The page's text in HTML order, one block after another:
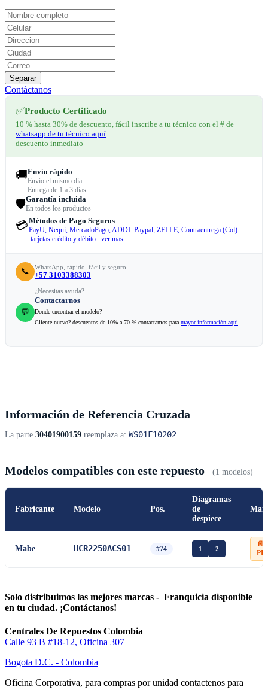
Separar
Contáctanos
✅Producto Certificado
10 % hasta 30% de descuento, fácil inscribe a tu técnico con el # de
whatsapp de tu técnico aquí
descuento inmediato
🚚Envío rápido
Envío el mismo dia
Entrega de 1 a 3 días
🛡️Garantía incluida
En todos los productos
💳Métodos de Pago Seguros
PayU, Nequi, MercadoPago, ADDI. Paypal, ZELLE, Contraentrega (Col).
tarjetas crédito y débito. ver mas..
📞 WhatsApp, rápido, fácil y seguro
+57 3103388303
💬
¿Necesitas ayuda?
Contactarnos
Donde encontrar el modelo?
Cliente nuevo? descuentos de 10% a 70 % contactamos para mayor información aquí
Información de Referencia Cruzada
La parte 30401900159 reemplaza a: WS01F10202
Modelos compatibles con este repuesto (1 modelos)
Fabricante Modelo Pos.
Diagramas
de
despiece
Mabe HCR2250ACS01 #74 1 2
📄
Solo distribuimos las mejores marcas - Franquicia disponible
en tu ciudad. ¡Contáctanos!
Centrales De Repuestos Colombia
Calle 93 B #18-12, Oficina 307
Bogota D.C. - Colombia
Oficina Corporativa, para compras por unidad contactenos para